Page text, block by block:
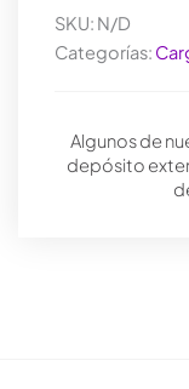
SKU: N/D
Categorías:
Algunos de
depósito